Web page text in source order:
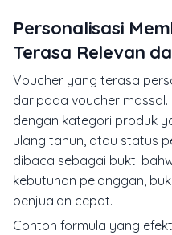
Personalisasi
Terasa Relevan
Voucher yang terasa
daripada voucher
dengan kategori produk
ulang tahun, atau status
dibaca sebagai bukti
kebutuhan pelanggan,
penjualan cepat.
Contoh formula yang